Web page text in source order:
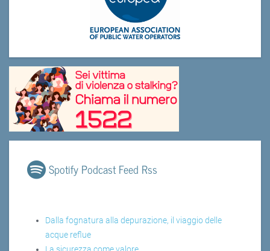
Spotify Podcast Feed Rss
Dalla fognatura alla depurazione, il viaggio delle
acque reflue